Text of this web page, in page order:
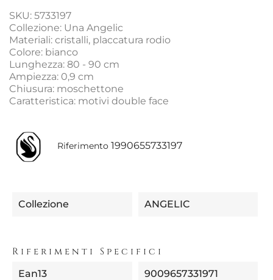
SKU: 5733197
Collezione: Una Angelic
Materiali: cristalli, placcatura rodio
Colore: bianco
Lunghezza: 80 - 90 cm
Ampiezza: 0,9 cm
Chiusura: moschettone
Caratteristica: motivi double face
Riferimento 1990655733197
Collezione ANGELIC
Riferimenti Specifici
Ean13 9009657331971